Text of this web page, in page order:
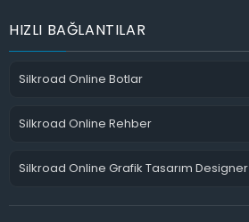
HIZLI BAĞLANTILAR
Silkroad Online Botlar
Silkroad Online Rehber
Silkroad Online Grafik Tasarım Designer